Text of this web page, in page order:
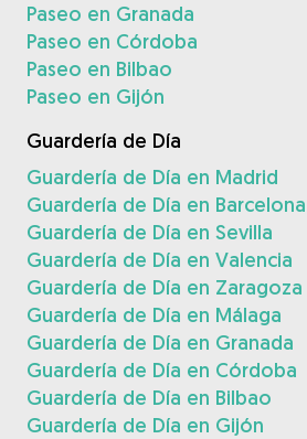
Paseo en Granada
Paseo en Córdoba
Paseo en Bilbao
Paseo en Gijón
Guardería de Día
Guardería de Día en Madrid
Guardería de Día en Barcelona
Guardería de Día en Sevilla
Guardería de Día en Valencia
Guardería de Día en Zaragoza
Guardería de Día en Málaga
Guardería de Día en Granada
Guardería de Día en Córdoba
Guardería de Día en Bilbao
Guardería de Día en Gijón